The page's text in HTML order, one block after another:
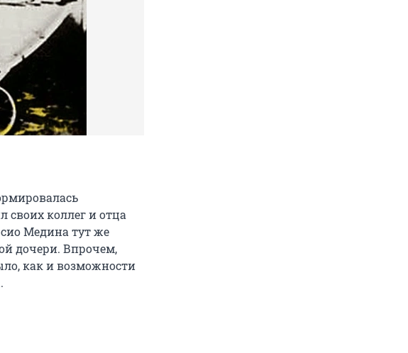
своих коллег и отца
Медина тут же
дочери. Впрочем,
как и возможности